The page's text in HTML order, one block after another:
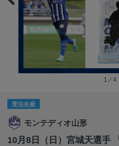
1／4
受注生産
モンテディオ山形
10月8日（日）宮城天選手